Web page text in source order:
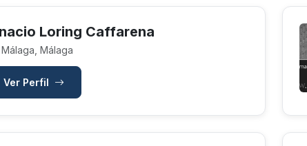
Loring Caffarena
Málaga, Málaga
Ver Perfil